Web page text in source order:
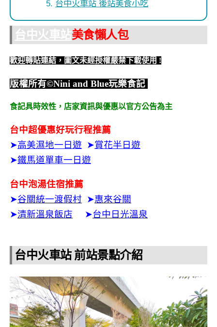
台中火車站 後站美食小吃
台中火車站美食懶人包
歡迎轉貼連結，圖文未經授權嚴禁下載使用 !
版權所有©Nini and Blue玩樂食記
食記具時效性， 店家資訊與優惠以官方公告為主
台中超優惠好玩行程推薦
➤高美濕地一日遊 ➤賞花半日遊
➤鐵馬道單車一日遊
台中泡湯住宿推薦
➤谷關統一渡假村 ➤惠來谷關
➤清新溫泉飯店 ➤台中日光溫泉
台中火車站 前站景點介紹